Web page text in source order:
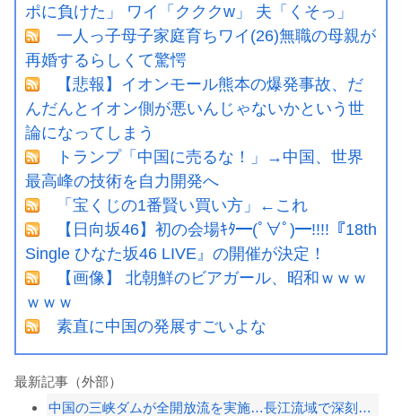
ポに負けた」 ワイ「クククw」 夫「くそっ」
一人っ子母子家庭育ちワイ(26)無職の母親が
再婚するらしくて驚愕
【悲報】イオンモール熊本の爆発事故、だ
んだんとイオン側が悪いんじゃないかという世
論になってしまう
トランプ「中国に売るな！」→中国、世界
最高峰の技術を自力開発へ
「宝くじの1番賢い買い方」←これ
【日向坂46】初の会場ｷﾀ━(ﾟ∀ﾟ)━!!!!『18th
Single ひなた坂46 LIVE』の開催が決定！
【画像】 北朝鮮のビアガール、昭和ｗｗｗ
ｗｗｗ
素直に中国の発展すごいよな
最新記事（外部）
中国の三峡ダムが全開放流を実施…長江流域で深刻な洪水被害！